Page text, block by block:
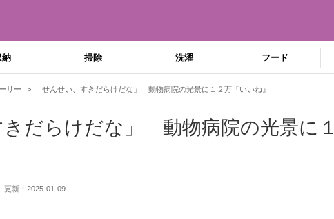
納 掃除 洗濯 フード
リー 「せんせい、すきだらけだな」 動物病院の光景に１２万『いいね』
きだらけだな」 動物病院の光景に１
新： 2025-01-09